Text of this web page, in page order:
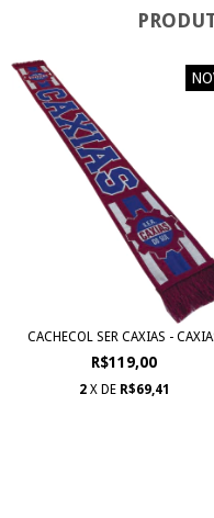
CACHECOL SER CAXIAS -
R$119,00
2 X DE R$69,41